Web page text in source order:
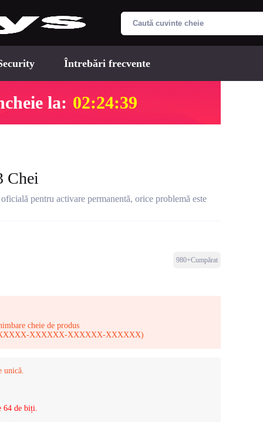
Întrebări frecvente
la: 02:24:38
Chei
pentru activare permanentă, orice problemă este
980+Cumpărat
cheie de produs
XXXXXX-XXXXXX-XXXXXX)
unică.
64 de biți.